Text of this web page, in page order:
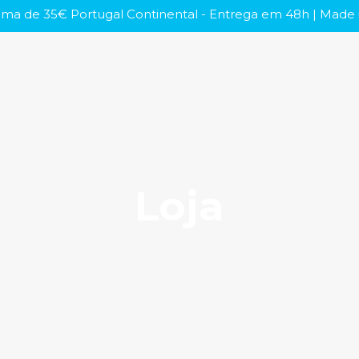
de 35€ Portugal Continental - Entrega em 48h |